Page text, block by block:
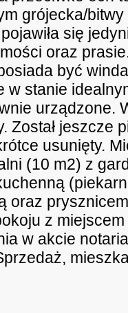
grójecka/
się
oraz
być
w stanie
urządzone.
Został jeszcze
usunięty.
(10 m2) z
oraz
z
w akcie